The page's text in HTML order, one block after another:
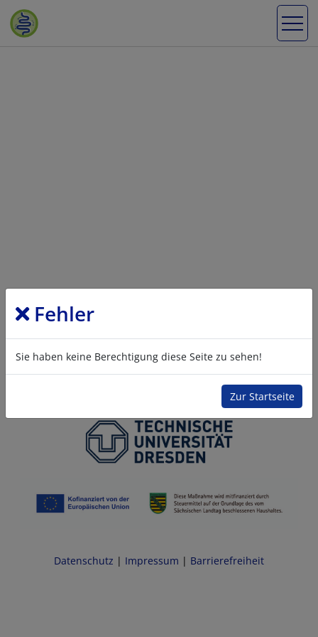
Fehler
Sie haben keine Berechtigung diese Seite zu sehen!
Zur Startseite
Datenschutz | Impressum | Barrierefreiheit